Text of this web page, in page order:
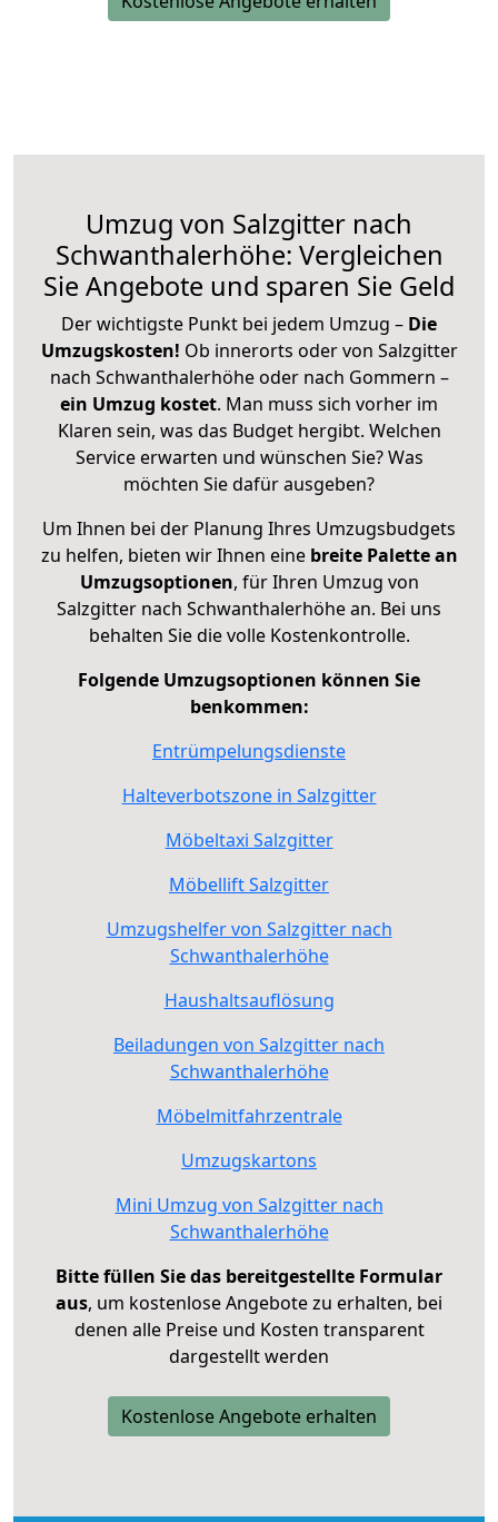
Umzug von Salzgitter nach
Schwanthalerhöhe: Vergleichen
Sie Angebote und sparen Sie Geld
Der wichtigste Punkt bei jedem Umzug – Die
Umzugskosten! Ob innerorts oder von Salzgitter
nach Schwanthalerhöhe oder nach Gommern –
ein Umzug kostet. Man muss sich vorher im
Klaren sein, was das Budget hergibt. Welchen
Service erwarten und wünschen Sie? Was
möchten Sie dafür ausgeben?
Um Ihnen bei der Planung Ihres Umzugsbudgets
zu helfen, bieten wir Ihnen eine breite Palette an
Umzugsoptionen, für Ihren Umzug von
Salzgitter nach Schwanthalerhöhe an. Bei uns
behalten Sie die volle Kostenkontrolle.
Folgende Umzugsoptionen können Sie
benkommen:
Entrümpelungsdienste
Halteverbotszone in Salzgitter
Möbeltaxi Salzgitter
Möbellift Salzgitter
Umzugshelfer von Salzgitter nach
Schwanthalerhöhe
Haushaltsauflösung
Beiladungen von Salzgitter nach
Schwanthalerhöhe
Möbelmitfahrzentrale
Umzugskartons
Mini Umzug von Salzgitter nach
Schwanthalerhöhe
Bitte füllen Sie das bereitgestellte Formular
aus, um kostenlose Angebote zu erhalten, bei
denen alle Preise und Kosten transparent
dargestellt werden
Kostenlose Angebote erhalten